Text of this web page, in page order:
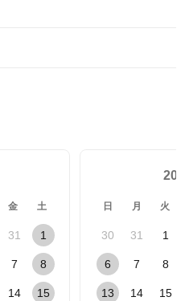
金 土
31 1
7 8
14 15
日 月 火
30 31 1
6 7 8
13 14 15